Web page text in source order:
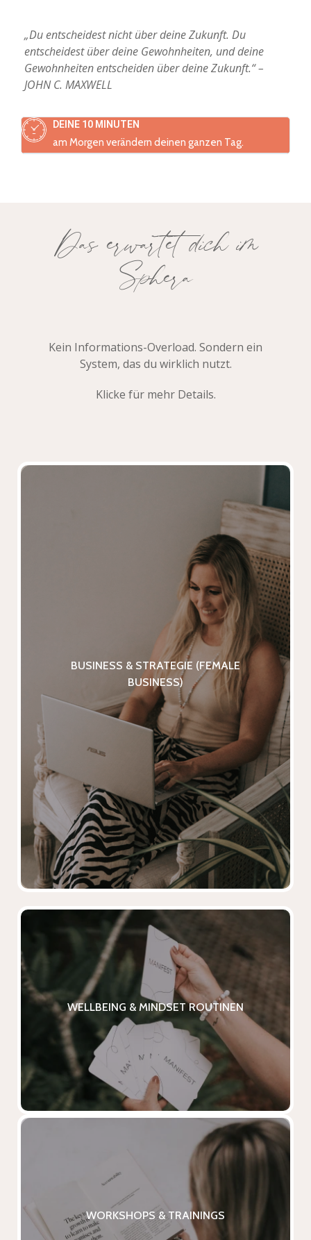
„Du entscheidest nicht über deine Zukunft. Du
entscheidest über deine Gewohnheiten, und deine
Gewohnheiten entscheiden über deine Zukunft.“ –
JOHN C. MAXWELL
DEINE 10 MINUTEN
am Morgen verändern deinen ganzen Tag.
Das erwartet dich im
Sphera
Kein Informations-Overload. Sondern ein
System, das du wirklich nutzt.
Klicke für mehr Details.
BUSINESS & STRATEGIE (FEMALE
BUSINESS)
BUSINESS & STRATEGIE (FEMALE
BUSINESS)
Eine verkörperte, praxisnahe Ausrichtung
mit klaren Action Steps, damit sich deine
innere Arbeit in sichtbare Ergebnisse und
in Umsaztz übersetzt.
WELLBEING & MINDSET ROUTINEN
WELLBEING & MINDSET ROUTINEN
Tägliche Tools um deinen inneren Lärm
zu beruhigen und limitierende
Glaubenssätze bewusst neu auszurichten.
WORKSHOPS & TRAININGS
WORKSHOPS & TRAININGS
Monatlich neue Themen: Female
Business, Money Mindset, Human Design,